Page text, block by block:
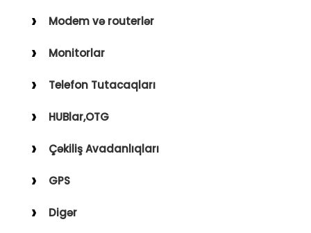
Modem və routerlər
Monitorlar
Telefon Tutacaqları
HUBlar,OTG
Çəkiliş Avadanlıqları
GPS
Digər